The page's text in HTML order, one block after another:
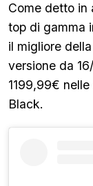
Come detto in
top di gamma
il migliore
versione da
1199,99€
Black.